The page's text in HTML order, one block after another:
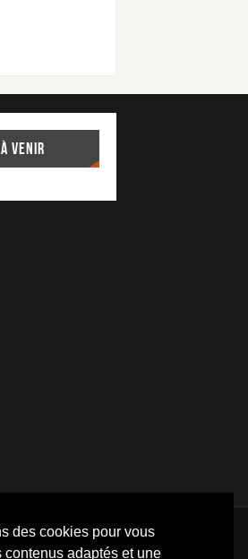
des cookies pour vous
contenus adaptés et une
VENIR
/ YOGA/